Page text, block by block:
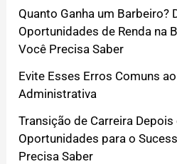
Quanto Ganha um Barbeiro?
Oportunidades de Renda na
Você Precisa Saber
Evite Esses Erros Comuns
Administrativa
Transição de Carreira
Oportunidades para o
Precisa Saber